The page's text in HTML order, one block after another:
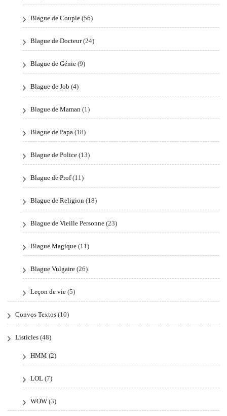
Blague de Couple (56)
Blague de Docteur(24)
Blague de Génie (9)
Blague de Job (4)
Blague de Maman (1)
Blague de Papa (18)
Blague de Police (13)
Blague de Prof(11)
Blague de Religion (18)
Blague de Vieille Personne (23)
Blague Magique (11)
Blague Vulgaire (26)
Leçon de vie (5)
Convos Textos (10)
Listicles (48)
HMM (2)
LOL (7)
WOW (3)